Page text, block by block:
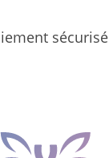
sécurisé